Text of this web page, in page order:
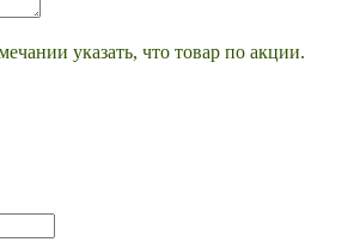
указать, что товар по акции.